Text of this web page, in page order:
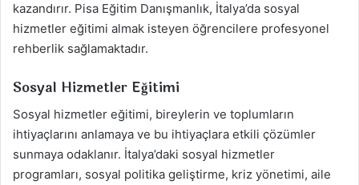
kazandırır. Pisa Eğitim Danışmanlık, İtalya’da sosyal
hizmetler eğitimi almak isteyen öğrencilere profesyonel
rehberlik sağlamaktadır.
Sosyal Hizmetler Eğitimi
Sosyal hizmetler eğitimi, bireylerin ve toplumların
ihtiyaçlarını anlamaya ve bu ihtiyaçlara etkili çözümler
sunmaya odaklanır. İtalya’daki sosyal hizmetler
programları, sosyal politika geliştirme, kriz yönetimi, aile